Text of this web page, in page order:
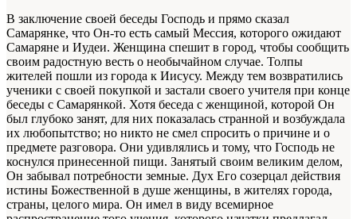
В заключение своей беседы Господь и прямо сказал
Самарянке, что Он-то есть самый Мессия, которого ожидают
Самаряне и Иудеи. Женщина спешит в город, чтобы сообщить
своим радостную весть о необычайном случае. Толпы
жителей пошли из города к Иисусу. Между тем возвратились
ученики с своей покупкой и застали своего учителя при конце
беседы с Самарянкой. Хотя беседа с женщиной, которой Он
был глубоко занят, для них показалась странной и возбуждала
их любопытство; но никто не смел спросить о причине и о
предмете разговора. Они удивлялись и тому, что Господь не
коснулся принесенной пищи. Занятый своим великим делом,
Он забывал потребности земные. Дух Его созерцал действия
истины Божественной в душе женщины, в жителях города,
страны, целого мира. Он имел в виду всемирное